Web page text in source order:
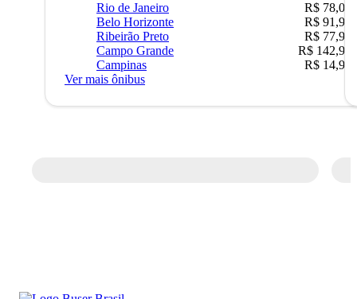
Rio de Janeiro
R$ 78,02
Belo Horizonte
R$ 91,90
Ribeirão Preto
R$ 77,90
Campo Grande
R$ 142,90
Campinas
R$ 14,90
Ver mais ônibus